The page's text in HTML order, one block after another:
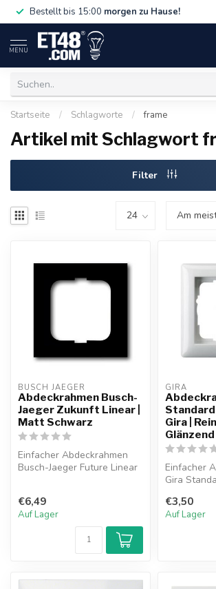
Bestellt bis 15:00 morgen zu Hause!
MENU
Startseite / Schlagworte / frame
Artikel mit Schlagwort
Filter
BUSCH JAEGER
Abdeckrahmen Busch-
Jaeger Zukunft Linear |
Matt Schwarz
Einfacher Abdeckrahmen
Busch-Jaeger Future Linear
€6,49
Auf Lager
GIRA
Gira |
Glänzend
Einfacher
Gira
€3,50
Auf Lager